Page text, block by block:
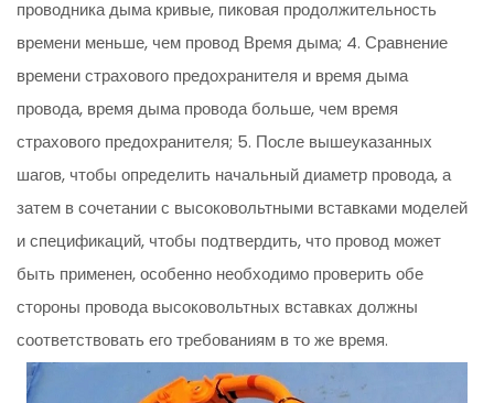
проводника дыма кривые, пиковая продолжительность
времени меньше, чем провод Время дыма; 4. Сравнение
времени страхового предохранителя и время дыма
провода, время дыма провода больше, чем время
страхового предохранителя; 5. После вышеуказанных
шагов, чтобы определить начальный диаметр провода, а
затем в сочетании с высоковольтными вставками моделей
и спецификаций, чтобы подтвердить, что провод может
быть применен, особенно необходимо проверить обе
стороны провода высоковольтных вставках должны
соответствовать его требованиям в то же время.